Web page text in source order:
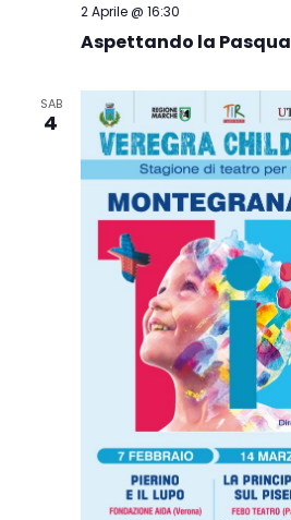
2 Aprile @ 16:30
Aspettando la Pasqua
SAB
4